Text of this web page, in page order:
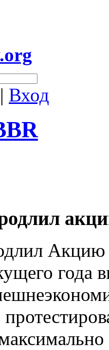
| Вход
Акцию
года